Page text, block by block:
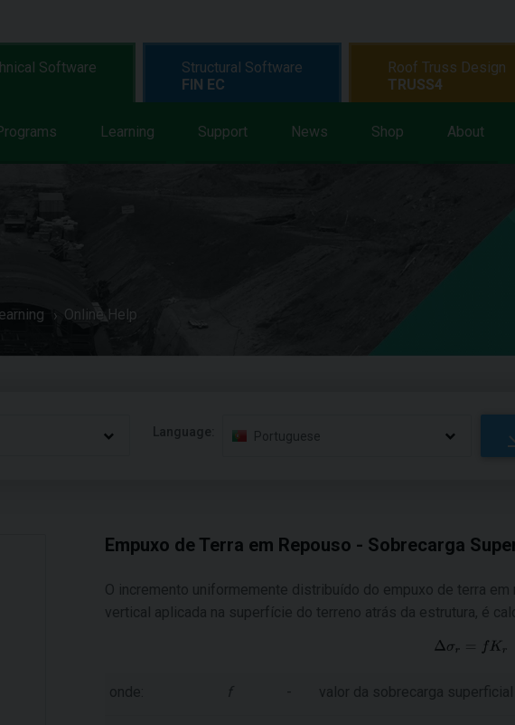
Software
Learning Support News Shop About
Structural Software
FIN EC
Roof Truss Design
TRUSS4
Online Help
Language: Portuguese
Empuxo de Terra em Repouso - Sobrecarga
O incremento uniformemente distribuído do empuxo de terra em
vertical aplicada na superfície do terreno atrás da estrutura, é
onde: f - valor da sobrecarga superficial